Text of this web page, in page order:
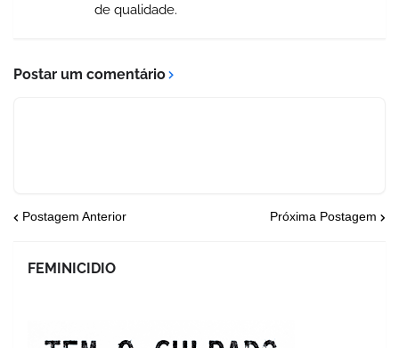
de qualidade.
Postar um comentário
Postagem Anterior Próxima Postagem
FEMINICIDIO